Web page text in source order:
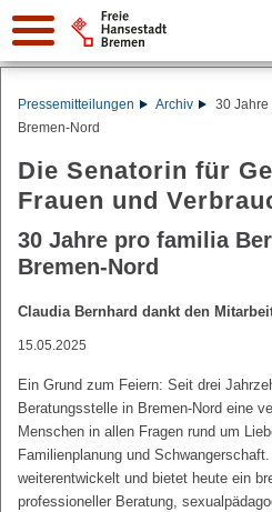
Suche:
Pressemitteilungen Archiv
30 Jahre
Bremen-Nord
Die Senatorin für
Frauen und
30 Jahre pro familia
Bremen-Nord
Claudia Bernhard dankt den
15.05.2025
Ein Grund zum Feiern: Seit drei
Beratungsstelle in Bremen-Nord eine
Menschen in allen Fragen rund um
Familienplanung und
weiterentwickelt und bietet heute ein
professioneller Beratung,